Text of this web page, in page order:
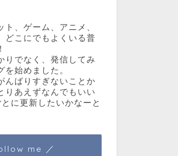
ト、ゲーム、アニメ、
どこにでもよくいる普
りでなく、発信してみ
を始めました。
んばりすぎないことか
りあえずなんでもいい
に更新したいかなーと
me ／